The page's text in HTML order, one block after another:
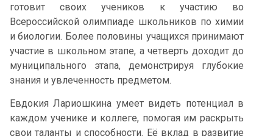
готовит своих учеников к участию во
Всероссийской олимпиаде школьников по химии
и биологии. Более половины учащихся принимают
участие в школьном этапе, а четверть доходит до
муниципального этапа, демонстрируя глубокие
знания и увлеченность предметом.
Евдокия Лариошкина умеет видеть потенциал в
каждом ученике и коллеге, помогая им раскрыть
свои таланты и способности. Её вклад в развитие